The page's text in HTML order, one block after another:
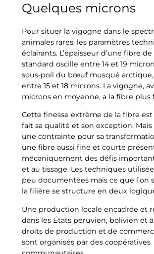
Quelques microns
Pour situer la vigogne dans le
animales rares, les paramètres
éclairants. L’épaisseur d’une fibre
standard oscille entre 14 et 19
sous-poil du bœuf musqué arctique,
entre 15 et 18 microns. La vigogne,
microns en moyenne, a la fibre plus
Cette finesse extrême de la fibre
fait sa qualité et son exception. Mais
une contrainte pour sa
une fibre aussi fine et courte
mécaniquement des défis
et au tissage. Les techniques
peu documentées mais ce que l’on
la filière se structure en deux
Une production locale encadrée et
dans les États péruvien, bolivien et
droits de production et de
sont organisés par des coopératives